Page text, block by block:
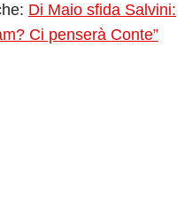
Di Maio sfida Salvini:
Ci penserà Conte”